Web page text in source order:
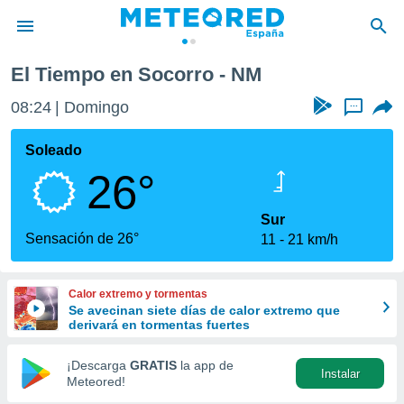
de
por
que se
calidad.
a este
las
y
forma
digital
basada
El Tiempo en Socorro - NM
08:24 Domingo ...
Soleado
26°
Sensación de 26°
Sur
11
21 km/h
Calor extremo y tormentas
Se avecinan siete días de calor extremo que
derivará en tormentas fuertes
¡Descarga GRATIS la app de
Meteored!
Instalar